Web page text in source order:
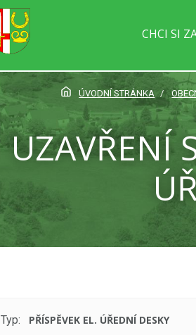
CHCI SI
ÚVODNÍ STRÁNKA
UZAVŘENÍ
Typ:
PŘÍSPĚVEK EL. ÚŘEDNÍ DESKY